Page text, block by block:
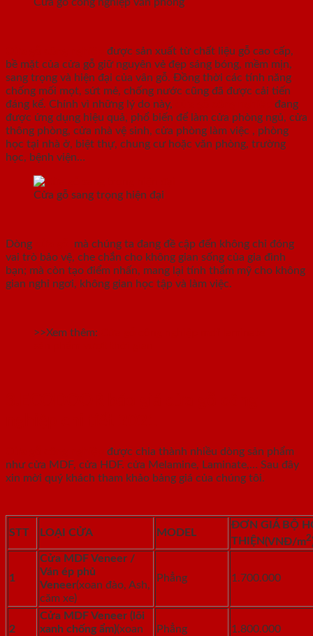
được sản xuất từ chất liệu gỗ cao cấp,
bề mặt của cửa gỗ giữ nguyên vẻ đẹp sáng bóng, mềm mịn,
sang trọng và hiện đại của vân gỗ. Đồng thời các tính năng
chống mối mọt, sứt mẻ, chống nước cũng đã được cải tiến
đáng kể. Chính vì những lý do này,
đang
được ứng dụng hiệu quả, phổ biến để làm cửa phòng ngủ, cửa
thông phòng, cửa nhà vệ sinh, cửa phòng làm việc , phòng
học tại nhà ở, biệt thự, chung cư hoặc văn phòng, trường
học, bệnh viện…
Cửa gỗ sang trọng hiện đại
Dòng
mà chúng ta đang đề cập đến không chỉ đóng
vai trò bảo vệ, che chắn cho không gian sống của gia đình
bạn; mà còn tạo điểm nhấn, mang lại tính thẩm mỹ cho không
gian nghỉ ngơi, không gian học tập và làm việc.
>>Xem thêm:
được chia thành nhiều dòng sản phẩm
như cửa MDF, cửa HDF. cửa Melamine, Laminate,… Sau đây
xin mời quý khách tham khảo bảng giá của chúng tôi.
STT LOẠI CỬA MODEL
ĐƠN GIÁ BỘ
THIỆN(VNĐ/m2
1
Cửa MDF Veneer /
Ván ép phủ
Veneer(xoan đào, Ash,
căm xe)
Phẳng 1.700.000
2
Cửa MDF Veneer (lõi
xanh chống ẩm)(xoan
Phẳng 1.800.000